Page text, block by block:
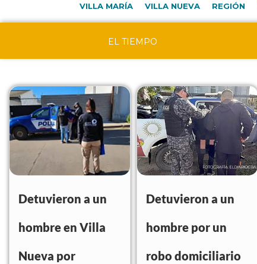
VILLA MARÍA VILLA NUEVA REGIÓN
EL TIEMPO
Detuvieron a un
hombre en Villa
Nueva por
Detuvieron a un
hombre por un
robo domiciliario